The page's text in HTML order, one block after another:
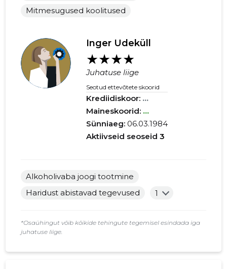
Mitmesugused koolitused
Inger Udeküll
★★★★
Juhatuse liige
Seotud ettevõtete skoorid
Krediidiskoor: ...
Maineskoorid: ...
Sünniaeg:06.03.1984
Aktiivseid seoseid 3
Alkoholivaba joogi tootmine
Haridust abistavad tegevused
1
*Osaühingut võib kõikide tehingute tegemisel esindada iga
juhatuse liige.